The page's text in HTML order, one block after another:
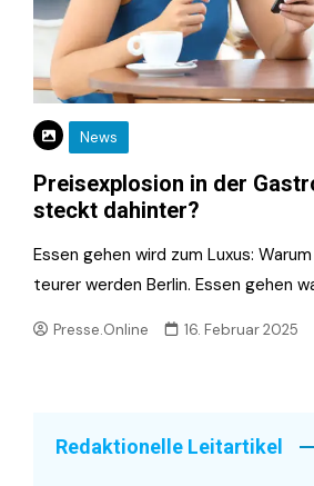
News
Preisexplosion in der
steckt dahinter?
Essen gehen wird zum Luxus:
teurer werden Berlin. Essen gehen
Presse.Online 16. Februar 2025
Redaktionelle Leitartikel